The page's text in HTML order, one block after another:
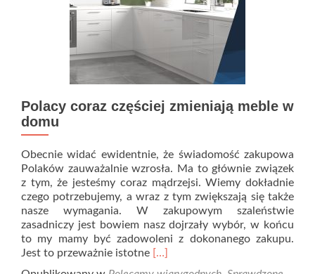
Polacy coraz częściej zmieniają meble w
domu
Obecnie widać ewidentnie, że świadomość zakupowa
Polaków zauważalnie wzrosła. Ma to głównie związek
z tym, że jesteśmy coraz mądrzejsi. Wiemy dokładnie
czego potrzebujemy, a wraz z tym zwiększają się także
nasze wymagania. W zakupowym szaleństwie
zasadniczy jest bowiem nasz dojrzały wybór, w końcu
to my mamy być zadowoleni z dokonanego zakupu.
Jest to przeważnie istotne Read
[…]